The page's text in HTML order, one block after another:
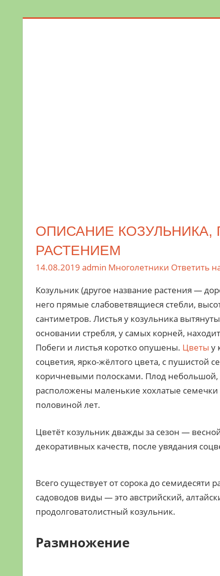
ОПИСАНИЕ КОЗУЛЬНИКА,
РАСТЕНИЕМ
14.08.2019 admin Многолетники Ответить
Козульник (другое название растения —
него прямые слабоветвящиеся стебли,
сантиметров. Листья у козульника
основании стребля, у самых корней,
Побеги и листья коротко опушены. Цветы у
соцветия, ярко-жёлтого цвета, с пушистой
коричневыми полосками. Плод небольшой,
расположены маленькие хохлатые семечки
половиной лет.
Цветёт козульник дважды за сезон —
декоративных качеств, после увядания
Всего существует от сорока до
садоводов виды — это австрийский,
продолговатолистный козульник.
Размножение